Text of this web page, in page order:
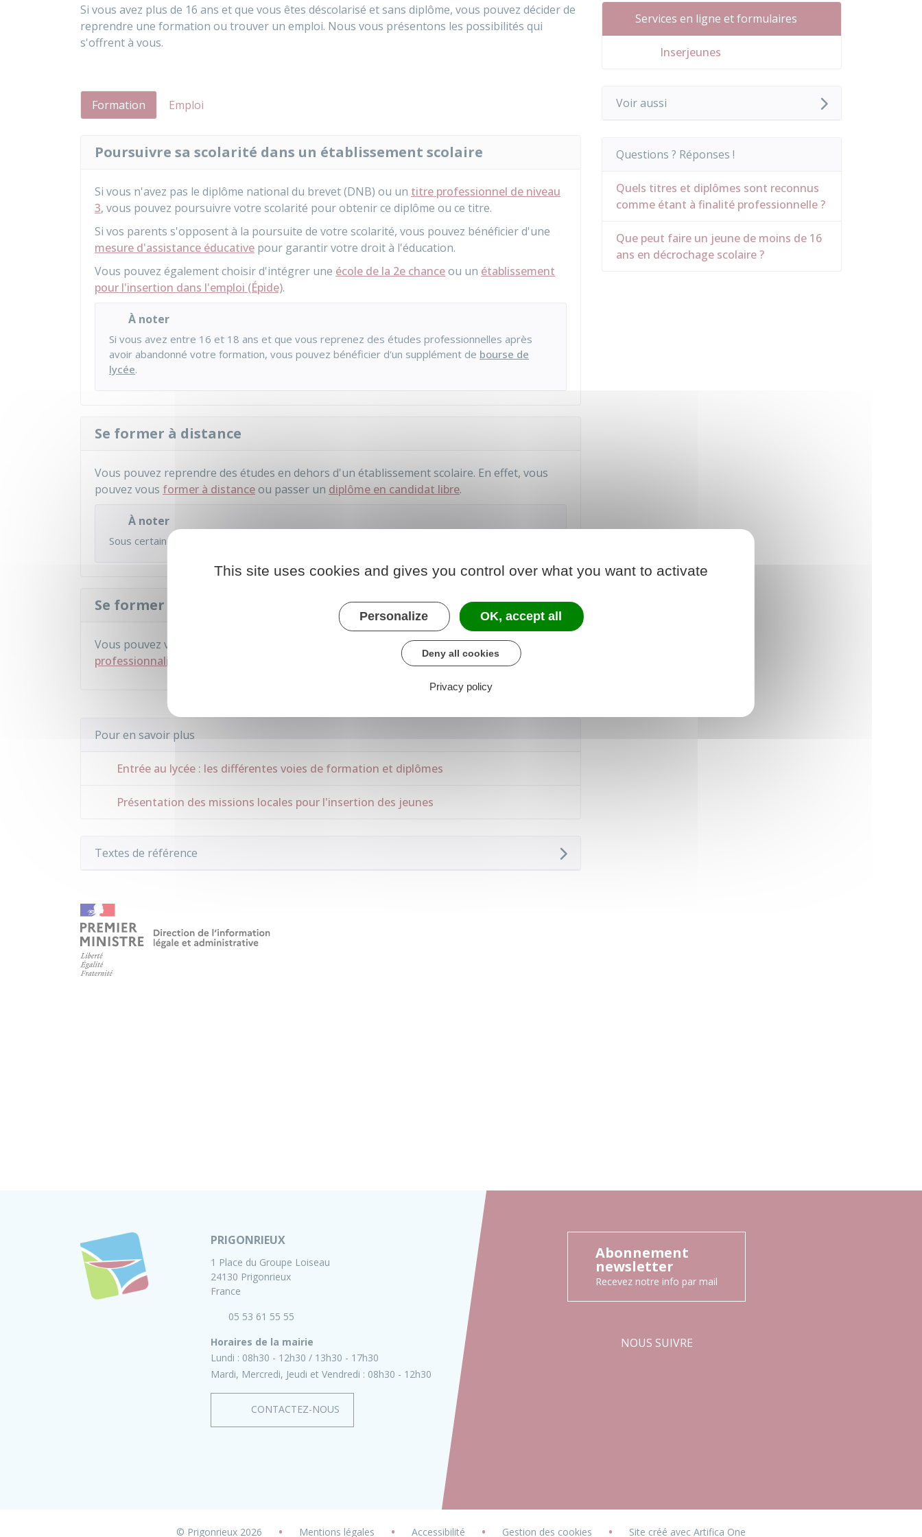
Si vous avez plus de 16 ans et que vous êtes déscolarisé et sans diplôme, vous pouvez décider de
reprendre une formation ou trouver un emploi. Nous vous présentons les possibilités qui
s'offrent à vous.
Formation Emploi
Poursuivre sa scolarité dans un établissement scolaire
Si vous n'avez pas le diplôme national du brevet (DNB) ou un titre professionnel de niveau
3, vous pouvez poursuivre votre scolarité pour obtenir ce diplôme ou ce titre.
Si vos parents s'opposent à la poursuite de votre scolarité, vous pouvez bénéficier d'une
mesure d'assistance éducative pour garantir votre droit à l'éducation.
Vous pouvez également choisir d'intégrer une école de la 2e chanceou un établissement
pour l'insertion dans l'emploi (Épide).
À noter
Si vous avez entre 16 et 18 ans et que vous reprenez des études professionnelles après
avoir abandonné votre formation, vous pouvez bénéficier d'un supplément de bourse de
lycée.
Se former à distance
Vous pouvez reprendre des études en dehors d'un établissement scolaire. En effet, vous
pouvez vous former à distanceou passer un diplôme en candidat libre.
À noter
Sous certaines conditions, vous pouvez
Se former en alternance
Vous pouvez vous former à un métier par ou en signant uncontrat de
professionnalisation
Pour en savoir plus
Entrée au lycée : les différentes voies de formation et diplômes
Présentation des missions locales pour l'insertion des jeunes
Textes de référence
Services en ligne et formulaires
Inserjeunes
Voir aussi
Questions ? Réponses !
Quels titres et diplômes sont reconnus
comme étant à finalité professionnelle ?
Que peut faire un jeune de moins de 16
ans en décrochage scolaire ?
PRIGONRIEUX
1 Place du Groupe Loiseau
24130 Prigonrieux
France
05 53 61 55 55
Horaires de la mairie
Lundi : 08h30 - 12h30
13h30 - 17h30
Mardi, Mercredi, Jeudi et Vendredi : 08h30 - 12h30
CONTACTEZ-NOUS
Abonnement
newsletter
Recevez notre info par mail
NOUS SUIVRE
© Prigonrieux 2026 • Mentions légales • Accessibilité • Gestion des cookies • Site créé avec Artifica One
This site uses cookies and gives you control over what you want to activate
Personalize OK, accept all
Deny all cookies
Privacy policy